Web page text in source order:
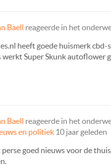
Baell reageerde in het
heeft goede huismerk
werkt Super Skunk autoflower
Baell reageerde in het
en politiek 10 jaar geleden
perse goed nieuws voor de